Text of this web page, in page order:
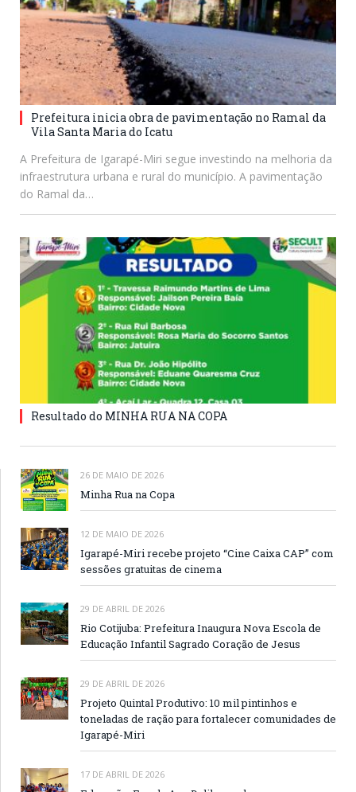
Prefeitura inicia obra de pavimentação no Ramal da
Vila Santa Maria do Icatu
A Prefeitura de Igarapé-Miri segue investindo na melhoria da
infraestrutura urbana e rural do município. A pavimentação
do Ramal da…
Resultado do MINHA RUA NA COPA
26 DE MAIO DE 2026
Minha Rua na Copa
12 DE MAIO DE 2026
Igarapé-Miri recebe projeto “Cine Caixa CAP” com
sessões gratuitas de cinema
29 DE ABRIL DE 2026
Rio Cotijuba: Prefeitura Inaugura Nova Escola de
Educação Infantil Sagrado Coração de Jesus
29 DE ABRIL DE 2026
Projeto Quintal Produtivo: 10 mil pintinhos e
toneladas de ração para fortalecer comunidades de
Igarapé-Miri
17 DE ABRIL DE 2026